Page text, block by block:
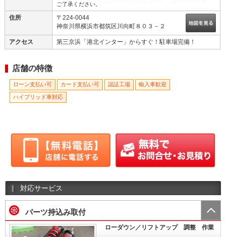
ご了承ください。
住所
〒224-0044
神奈川県横浜市都筑区川向町８０３－２
アクセス 第三京浜「港北インター」からすぐ！駐車場完備！
店舗の特徴
ローン支払い可 カード支払い可 認証工場 輸入車歓迎
ハイブリッド車対応
対応サービス
パーツ持込み取付
ローダウン／リフトアップ 調整 作業